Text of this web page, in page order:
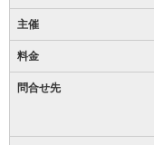
主催
料金
問合せ先